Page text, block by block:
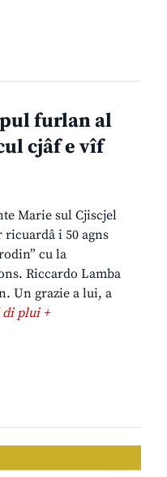
furlan al
cjâf e vîf
Marie sul Cjiscjel
ricuardâ i 50 agns
cu la
Riccardo Lamba
Un grazie a lui, a
plui +